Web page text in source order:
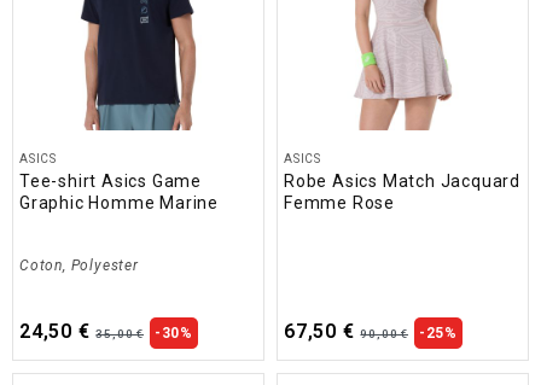
ASICS
Tee-shirt Asics Game
Graphic Homme Marine
Coton, Polyester
24,50 € 35,00 € -30%
ASICS
Robe Asics Match Jacquard
Femme Rose
67,50 € 90,00 € -25%